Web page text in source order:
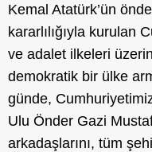
Kemal Atatürk’ün
kararlılığıyla kurulan
ve adalet ilkeleri
demokratik bir ülke
günde,
Ulu Önder Gazi
arkadaşlarını, tüm